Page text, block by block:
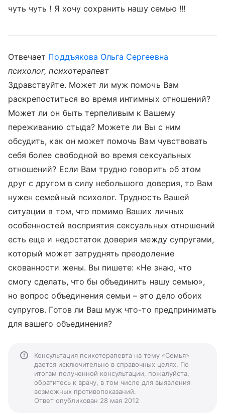
чуть чуть ! Я хочу сохранить нашу семью !!!
Отвечает Поддъякова Ольга Сергеевна
психолог, психотерапевт
Здравствуйте. Может ли муж помочь Вам
раскрепоститься во время интимных отношений?
Может ли он быть терпеливым к Вашему
переживанию стыда? Можете ли Вы с ним
обсудить, как он может помочь Вам чувствовать
себя более свободной во время сексуальных
отношений? Если Вам трудно говорить об этом
друг с другом в силу небольшого доверия, то Вам
нужен семейный психолог. Трудность Вашей
ситуации в том, что помимо Ваших личных
особенностей восприятия сексуальных отношений
есть еще и недостаток доверия между супругами,
который может затруднять преодоление
скованности жены. Вы пишете: «Не знаю, что
смогу сделать, что бы объединить нашу семью»,
но вопрос объединения семьи – это дело обоих
супругов. Готов ли Ваш муж что-то предпринимать
для вашего объединения?
Консультация психотерапевта на тему «Семья»
дается исключительно в справочных целях. По
итогам полученной консультации, пожалуйста,
обратитесь к врачу, в том числе для выявления
возможных противопоказаний.
Ответ опубликован 28 мая 2012